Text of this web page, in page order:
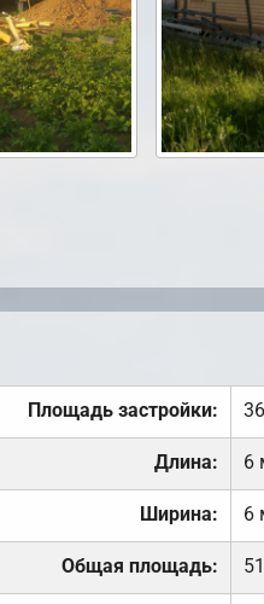
Площадь застройки:
Длина: 6
Ширина: 6
Общая площадь: